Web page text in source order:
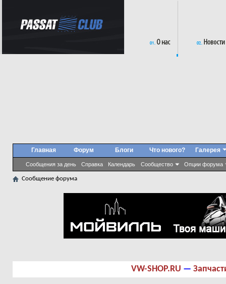
Главная Форум
Сообщения за день Справка Календарь Сообщество Опции форума
Блоги Что нового? Галерея
Сообщение форума
VW-SHOP.RU —